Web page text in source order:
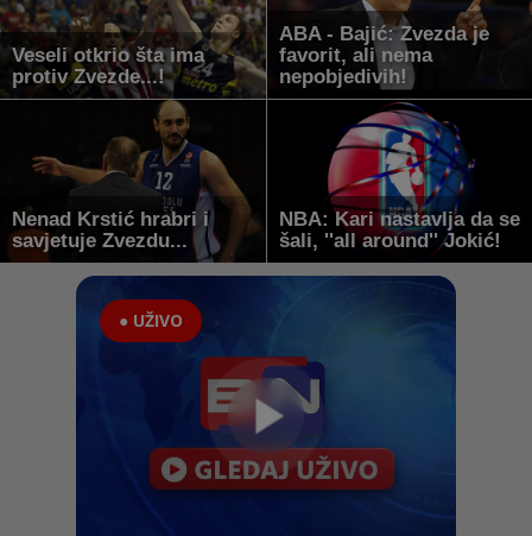
Veseli otkrio šta ima
protiv Zvezde...!
ABA - Bajić: Zvezda je
favorit, ali nema
nepobjedivih!
Nenad Krstić hrabri i
savjetuje Zvezdu...
NBA: Kari nastavlja da se
šali, ''all around'' Jokić!
● UŽIVO